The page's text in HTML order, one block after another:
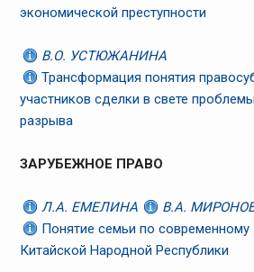
экономической преступности
В.О. УСТЮЖАНИНА
Трансформация понятия
участников сделки в свете
разрыва
ЗАРУБЕЖНОЕ ПРАВО
Л.А. ЕМЕЛИНА
В.А.
Понятие семьи по современному
Китайской Народной Республики